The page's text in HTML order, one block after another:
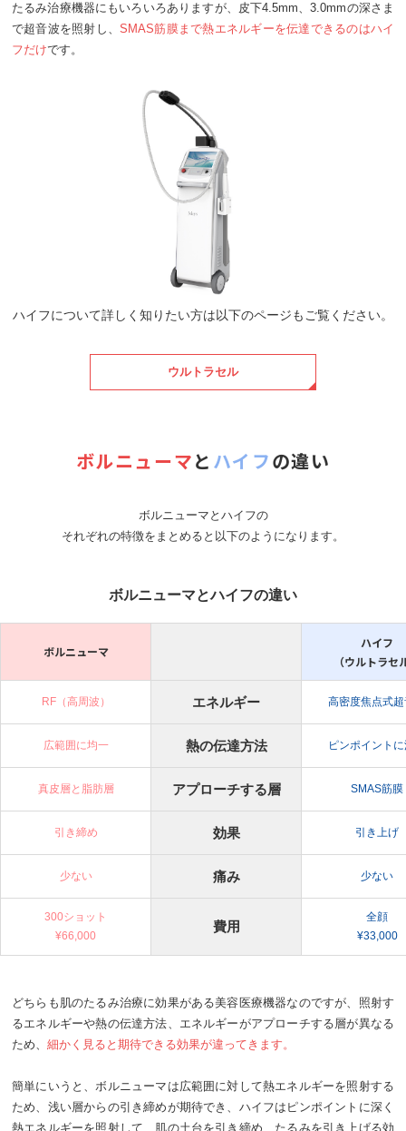
たるみ治療機器にもいろいろありますが、皮下4.5mm、3.0mmの深さま
で超音波を照射し、SMAS筋膜まで熱エネルギーを伝達できるのはハイ
フだけです。
ハイフについて詳しく知りたい方は以下のページもご覧ください。
ウルトラセル
ボルニューマと ハイフの違い
ボルニューマとハイフの
それぞれの特徴をまとめると以下のようになります。
ボルニューマとハイフの違い
ボルニューマ
ハイフ
（ウルトラセ
RF（高周波） エネルギー 高密度焦点式
広範囲に均一 熱の伝達方法 ピンポイント
真皮層と脂肪層 アプローチする層 SMAS筋膜
引き締め 効果 引き上げ
少ない 痛み 少ない
300ショット
¥66,000
費用
全顔
¥33,000
どちらも肌のたるみ治療に効果がある美容医療機器なのですが、照射す
るエネルギーや熱の伝達方法、エネルギーがアプローチする層が異なる
ため、 細かく見ると期待できる効果が違ってきます。
簡単にいうと、ボルニューマは広範囲に対して熱エネルギーを照射する
ため、浅い層からの引き締めが期待でき、ハイフはピンポイントに深く
熱エネルギーを照射して、肌の土台を引き締め、たるみを引き上げる効